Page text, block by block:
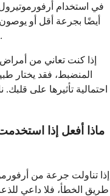
في استخدام
أيضًا بجرعة أقل أو
الدواء لا يسبب أي آثار جانبية تتعلق بالقلب.
إذا كنت تعاني من
المنضبط، فقد يختار
احتمالية تأثيرها على
ماذا أفعل إذا
إذا تناولت جرعة من
طريق الخطأ، فلا داعي